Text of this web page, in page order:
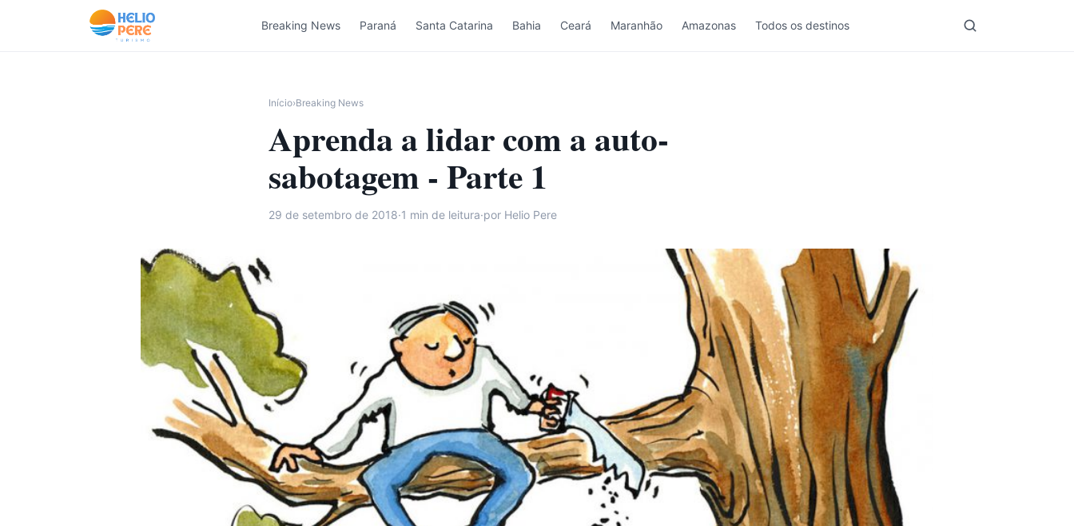
Pular para o conteúdo
Breaking News Paraná Santa Catarina Bahia Ceará Maranhão Amazonas Todos os destinos
Início›Breaking News
Aprenda a lidar com a auto-
sabotagem - Parte 1
29 de setembro de 2018·1 min de leitura·por Helio Pere